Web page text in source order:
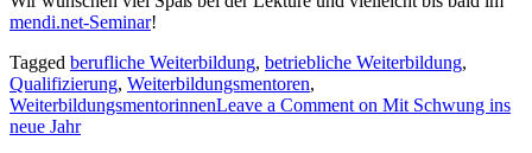
mendi.net-Seminar!
Tagged berufliche Weiterbildung, betriebliche Weiterbildung,
Qualifizierung, Weiterbildungsmentoren,
WeiterbildungsmentorinnenLeave a Comment on Mit Schwung ins
neue Jahr